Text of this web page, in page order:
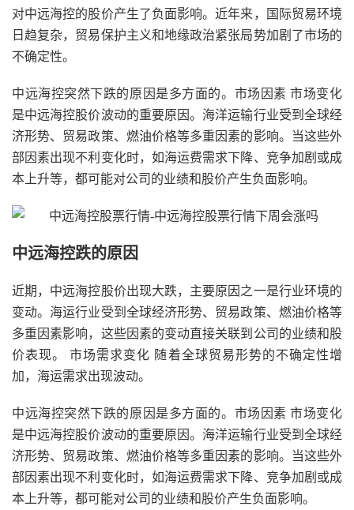
对中远海控的股价产生了负面影响。近年来，国际贸易环境
日趋复杂，贸易保护主义和地缘政治紧张局势加剧了市场的
不确定性。
中远海控突然下跌的原因是多方面的。市场因素 市场变化
是中远海控股价波动的重要原因。海洋运输行业受到全球经
济形势、贸易政策、燃油价格等多重因素的影响。当这些外
部因素出现不利变化时，如海运费需求下降、竞争加剧或成
本上升等，都可能对公司的业绩和股价产生负面影响。
中远海控跌的原因
近期，中远海控股价出现大跌，主要原因之一是行业环境的
变动。海运行业受到全球经济形势、贸易政策、燃油价格等
多重因素影响，这些因素的变动直接关联到公司的业绩和股
价表现。 市场需求变化 随着全球贸易形势的不确定性增
加，海运需求出现波动。
中远海控突然下跌的原因是多方面的。市场因素 市场变化
是中远海控股价波动的重要原因。海洋运输行业受到全球经
济形势、贸易政策、燃油价格等多重因素的影响。当这些外
部因素出现不利变化时，如海运费需求下降、竞争加剧或成
本上升等，都可能对公司的业绩和股价产生负面影响。